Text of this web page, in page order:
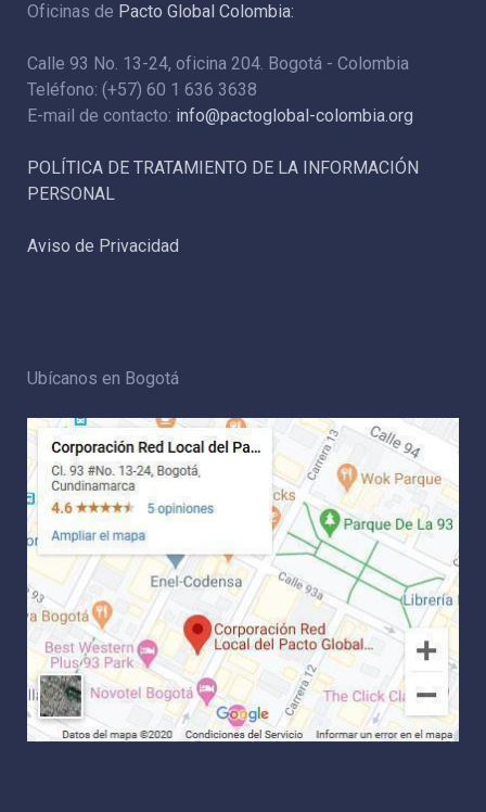
Oficinas de Pacto Global Colombia:
Calle 93 No. 13-24, oficina 204. Bogotá - Colombia
Teléfono: (+57) 60 1 636 3638
E-mail de contacto: info@pactoglobal-colombia.org
POLÍTICA DE TRATAMIENTO DE LA INFORMACIÓN
PERSONAL
Aviso de Privacidad
Ubícanos en Bogotá